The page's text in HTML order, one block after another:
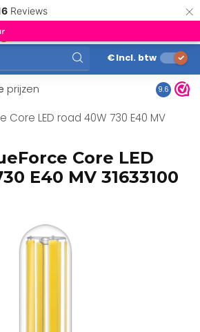
Reviews ×
0
€Incl. btw
prijzen 9.6
Core LED road 40W 730 E40 MV
Core LED
E40 MV 31633100